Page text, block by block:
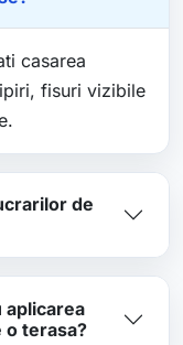
casarea
fisuri vizibile
de
o terasa?